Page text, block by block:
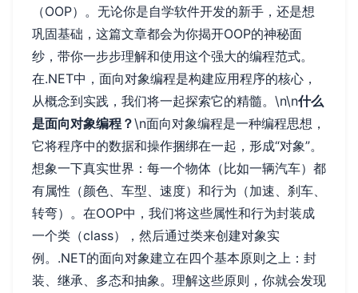
（OOP）。无论你是自学软件开发的新手，还是想
巩固基础，这篇文章都会为你揭开OOP的神秘面
纱，带你一步步理解和使用这个强大的编程范式。
在.NET中，面向对象编程是构建应用程序的核心，
从概念到实践，我们将一起探索它的精髓。\n\n什么
是面向对象编程？\n面向对象编程是一种编程思想，
它将程序中的数据和操作捆绑在一起，形成“对象”。
想象一下真实世界：每一个物体（比如一辆汽车）都
有属性（颜色、车型、速度）和行为（加速、刹车、
转弯）。在OOP中，我们将这些属性和行为封装成
一个类（class），然后通过类来创建对象实
例。.NET的面向对象建立在四个基本原则之上：封
装、继承、多态和抽象。理解这些原则，你就会发现